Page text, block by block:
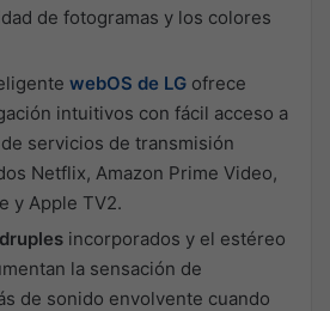
de fotogramas y los colores
webOS de LG ofrece
intuitivos con fácil acceso a
servicios de transmisión
Netflix, Amazon Prime Video,
y Apple TV2.
incorporados y el estéreo
la sensación de
de sonido envolvente cuando